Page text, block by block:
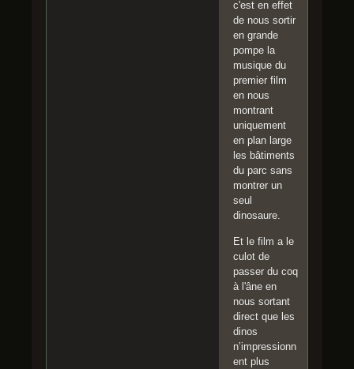
c'est en effet
de nous sortir
en grande
pompe la
musique du
premier film
en nous
montrant
uniquement
en plan large
les bâtiments
du parc sans
montrer un
seul
dinosaure.
Et le film a le
culot de
passer du coq
à l'âne en
nous sortant
direct que les
dinos
n’impressionn
ent plus